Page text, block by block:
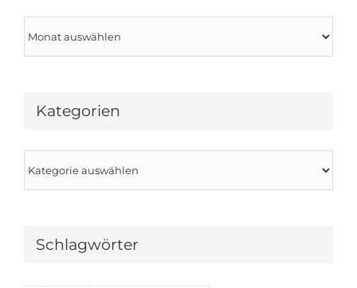
Kategorien
Kategorien
Schlagwörter